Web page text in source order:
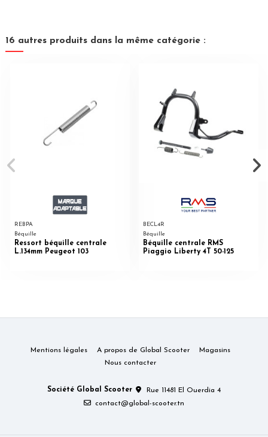
16 autres produits dans la même catégorie :
REBPA
Béquille
Ressort béquille centrale
L.134mm Peugeot 103
BECL4R
Béquille
Béquille centrale RMS
Piaggio Liberty 4T 50-125
Mentions légales A propos de Global Scooter
Magasins
Nous contacter
Société Global Scooter
Rue 11481 El Ouerdia 4
contact@global-scooter.tn